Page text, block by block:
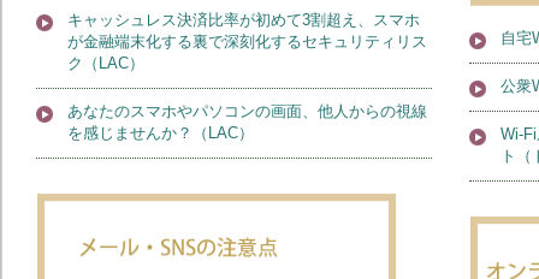
キャッシュレス決済比率が初めて3割超え、スマホ
が金融端末化する裏で深刻化するセキュリティリス
ク（LAC）
あなたのスマホやパソコンの画面、他人からの視線
を感じませんか？（LAC）
自宅
公衆
Wi-
ト（